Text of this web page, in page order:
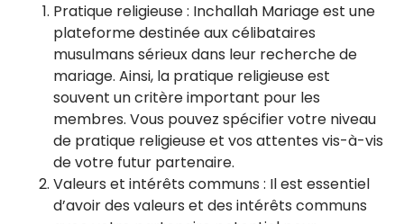
Pratique religieuse : Inchallah Mariage est une
plateforme destinée aux célibataires
musulmans sérieux dans leur recherche de
mariage. Ainsi, la pratique religieuse est
souvent un critère important pour les
membres. Vous pouvez spécifier votre niveau
de pratique religieuse et vos attentes vis-à-vis
de votre futur partenaire.
Valeurs et intérêts communs : Il est essentiel
d’avoir des valeurs et des intérêts communs